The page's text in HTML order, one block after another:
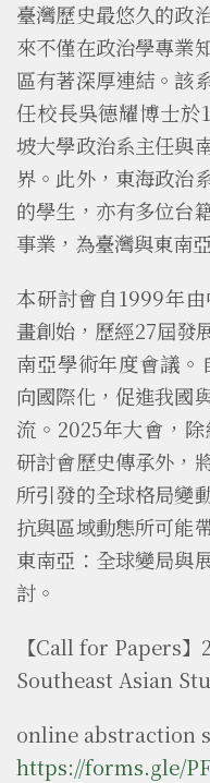
臺灣歷史最悠久的政
來不僅在政治學專業
區有著深厚連結。該
任校長吳德耀博士於
坡大學政治系主任與
界。此外，東海政治
的學生，亦有多位台
事業，為臺灣與東南
本研討會自1999年
畫創始，歷經27屆發
南亞學術年度會議
向國際化，促進我國
流。2025年大會，
研討會歷史傳承外，
所引發的全球格局變
抗與區域動態所可能
東南亞：全球變局與
討。
【Call for Papers
Southeast Asian
online abstraction
https://forms.gle/